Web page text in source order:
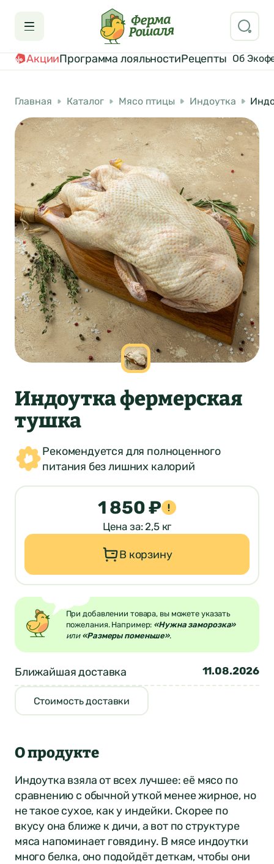
АкцииПрограмма лояльностиРецепты Об
Главная Каталог Мясо птицы Индоутка
Индоутка фермерская
тушка
Рекомендуется для полноценного
питания без лишних калорий
1 850 ₽
Цена за: 2,5 кг
В корзину
При добавлении товара, вы можете указать
пожелания. Например: «Нужна заморозка»
или «Размеры поменьше».
Ближайшая доставка 11.08.2026
Стоимость доставки
О продукте
Индоутка взяла от всех лучшее: её мясо по
сравнению с обычной уткой менее жирное, но
не такое сухое, как у индейки. Скорее по
вкусу она ближе к дичи, а вот по структуре
мяса напоминает говядину. В мясе индоутки
много белка, оно подойдёт деткам, чтобы они